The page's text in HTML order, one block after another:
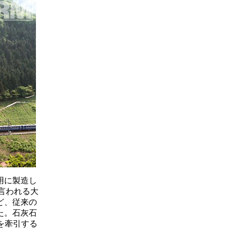
に製造し
われる大
、従来の
。石灰石
牽引する